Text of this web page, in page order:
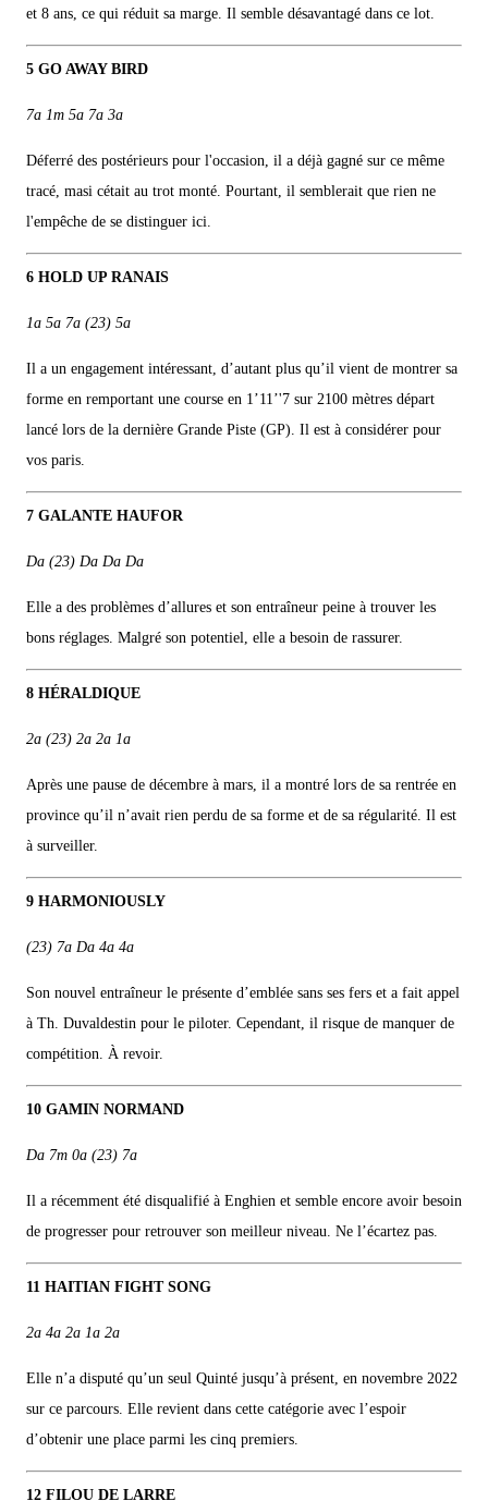
et 8 ans, ce qui réduit sa marge. Il semble désavantagé dans ce lot.
5 GO AWAY BIRD
7a 1m 5a 7a 3a
Déferré des postérieurs pour l'occasion, il a déjà gagné sur ce même
tracé, masi cétait au trot monté. Pourtant, il semblerait que rien ne
l'empêche de se distinguer ici.
6 HOLD UP RANAIS
1a 5a 7a (23) 5a
Il a un engagement intéressant, d’autant plus qu’il vient de montrer sa
forme en remportant une course en 1’11’'7 sur 2100 mètres départ
lancé lors de la dernière Grande Piste (GP). Il est à considérer pour
vos paris.
7 GALANTE HAUFOR
Da (23) Da Da Da
Elle a des problèmes d’allures et son entraîneur peine à trouver les
bons réglages. Malgré son potentiel, elle a besoin de rassurer.
8 HÉRALDIQUE
2a (23) 2a 2a 1a
Après une pause de décembre à mars, il a montré lors de sa rentrée en
province qu’il n’avait rien perdu de sa forme et de sa régularité. Il est
à surveiller.
9 HARMONIOUSLY
(23) 7a Da 4a 4a
Son nouvel entraîneur le présente d’emblée sans ses fers et a fait appel
à Th. Duvaldestin pour le piloter. Cependant, il risque de manquer de
compétition. À revoir.
10 GAMIN NORMAND
Da 7m 0a (23) 7a
Il a récemment été disqualifié à Enghien et semble encore avoir besoin
de progresser pour retrouver son meilleur niveau. Ne l’écartez pas.
11 HAITIAN FIGHT SONG
2a 4a 2a 1a 2a
Elle n’a disputé qu’un seul Quinté jusqu’à présent, en novembre 2022
sur ce parcours. Elle revient dans cette catégorie avec l’espoir
d’obtenir une place parmi les cinq premiers.
12 FILOU DE LARRE